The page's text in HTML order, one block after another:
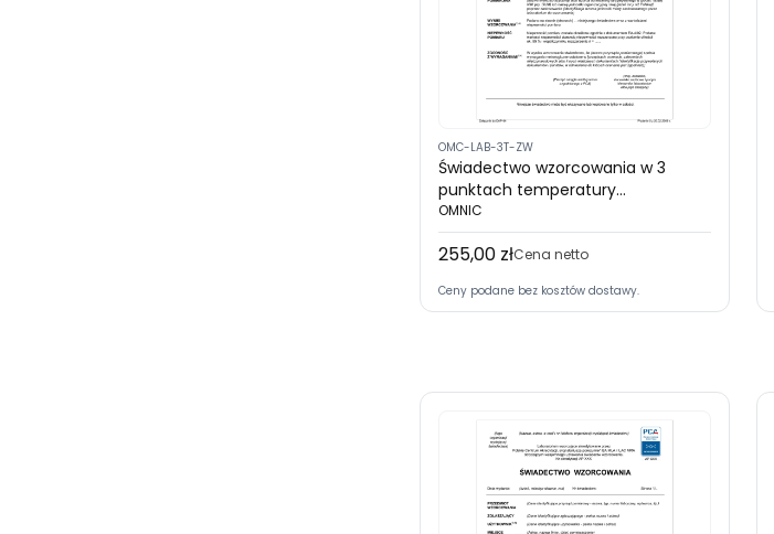
OMC-LAB-3T-ZW
Świadectwo wzorcowania w 3
punktach temperatury
(akredytacja PCA) - Urządzenie z
wyświetlaczem lub czujnik do
niego
OMNIC
Cena
255,00 złCena netto
Ceny podane bez kosztów dostawy.